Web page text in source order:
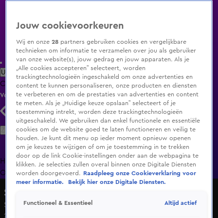
Uitzending Gemist Populaire programma's Zenders Genres
ClipsFilmsRadioSmart TV inlogShop
Volg KIJK
Zoeken
HomeUitzending Gemist Programma's De Bondgenoten
OranjezomerLivestreamsShop
Steenrijk, Straatarm
Seizoen 9, aflevering 19
29 mei 2024, 20:28
Jouw cookievoorkeuren
Wij en onze28 partners gebruiken cookies en vergelijkbare
technieken om informatie te verzamelen over jou als gebruiker
van onze website(s), jouw gedrag en jouw apparaten. Als je
„Alle cookies accepteren” selecteert, worden
trackingtechnologieën ingeschakeld om onze advertenties en
content te kunnen personaliseren, onze producten en diensten
te verbeteren en om de prestaties van advertenties en content
te meten. Als je „Huidige keuze opslaan” selecteert of je
toestemming intrekt, worden deze trackingtechnologieën
uitgeschakeld. We gebruiken dan enkel functionele en essentiële
cookies om de website goed te laten functioneren en veilig te
houden. Je kunt dit menu op ieder moment opnieuw openen
om je keuzes te wijzigen of om je toestemming in te trekken
door op de link Cookie-instellingen onder aan de webpagina te
klikken. Je selecties zullen overal binnen onze Digitale Diensten
worden doorgevoerd.
Raadpleeg onze Cookieverklaring voor
meer informatie.
Bekijk hier onze Digitale Diensten.
Functioneel & Essentieel Altijd actief